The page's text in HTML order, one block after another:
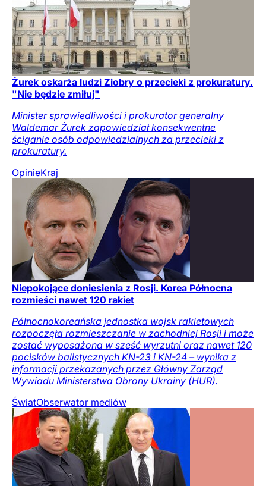
Żurek oskarża ludzi Ziobry o przecieki z prokuratury.
"Nie będzie zmiłuj"
Minister sprawiedliwości i prokurator generalny
Waldemar Żurek zapowiedział konsekwentne
ściganie osób odpowiedzialnych za przecieki z
prokuratury.
OpinieKraj
Niepokojące doniesienia z Rosji. Korea Północna
rozmieści nawet 120 rakiet
Północnokoreańska jednostka wojsk rakietowych
rozpoczęła rozmieszczanie w zachodniej Rosji i może
zostać wyposażona w sześć wyrzutni oraz nawet 120
pocisków balistycznych KN-23 i KN-24 – wynika z
informacji przekazanych przez Główny Zarząd
Wywiadu Ministerstwa Obrony Ukrainy (HUR).
ŚwiatObserwator mediów